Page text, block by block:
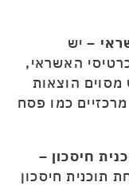
– יש
האשראי,
הוצאות
כמו פסח
חיסכון –
תוכנית חיסכון